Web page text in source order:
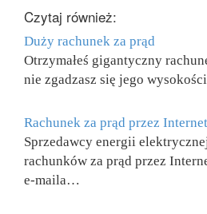
Czytaj również:
Duży rachunek za prąd
Otrzymałeś gigantyczny
nie zgadzasz się jego
Rachunek za prąd przez Internet
Sprzedawcy energii
rachunków za prąd przez
e-maila…